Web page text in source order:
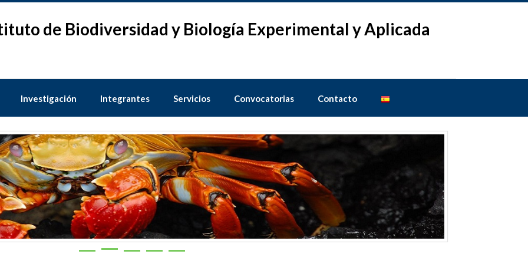
de Biodiversidad y Biología Experimental y Aplicada
Investigación Integrantes Servicios Convocatorias Contacto